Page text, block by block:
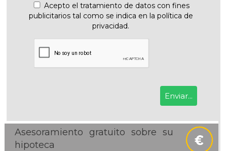
Acepto el tratamiento de datos con fines
publicitarios tal como se indica en la política de
privacidad.
Asesoramiento gratuito sobre su
hipoteca